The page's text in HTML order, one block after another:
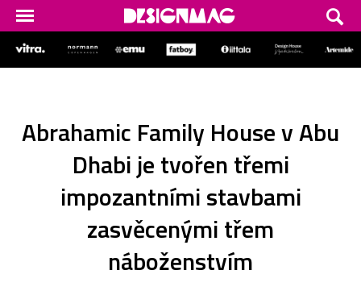
Abrahamic Family House v Abu
Dhabi je tvořen třemi
impozantními stavbami
zasvěcenými třem
náboženstvím